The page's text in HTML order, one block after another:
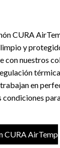
CURA
y
con nuestros
en
CURA AirTemp